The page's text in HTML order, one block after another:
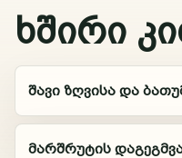
ხშირი
შავი ზღვისა და
მარშრუტის
ᲰᲙᲘᲗᲮᲔ AI-Ს